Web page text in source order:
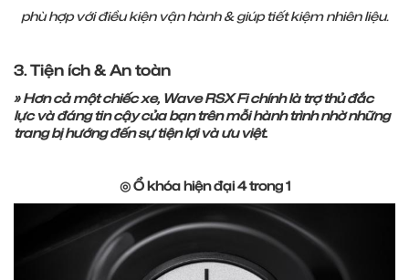
phù hợp với điều kiện vận hành & giúp tiết kiệm nhiên liệu.
3. Tiện ích & An toàn
» Hơn cả một chiếc xe, Wave RSX Fi chính là trợ thủ đắc
lực và đáng tin cậy của bạn trên mỗi hành trình nhờ những
trang bị hướng đến sự tiện lợi và ưu việt.
◎ Ổ khóa hiện đại 4 trong 1